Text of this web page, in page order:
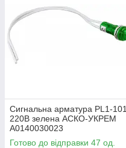
Сигнальна арматура PL1-101
220В зелена АСКО-УКРЕМ
A0140030023
Готово до відправки 47 од.